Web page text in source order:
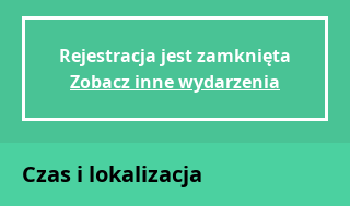
Rejestracja jest zamknięta
Zobacz inne wydarzenia
Czas i lokalizacja